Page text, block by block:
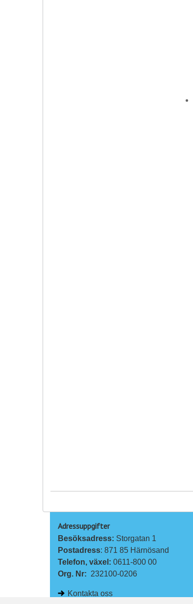
Adressuppgifter
Besöksadress: Storgatan 1
Postadress: 871 85 Härnösand
Telefon, växel: 0611-800 00
Org. Nr: 232100-0206
Kontakta oss